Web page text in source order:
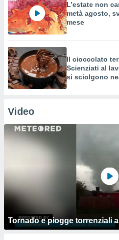
L’estate non
metà agosto,
mese
Il cioccolato
Scienziati al
si sciolgono
Video
Tornado e piogge torrenziali